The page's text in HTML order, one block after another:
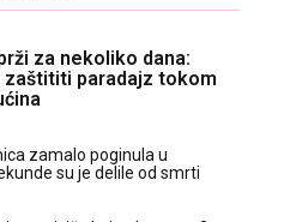
za nekoliko dana:
zaštititi paradajz tokom
zamalo poginula u
su je delile od smrti